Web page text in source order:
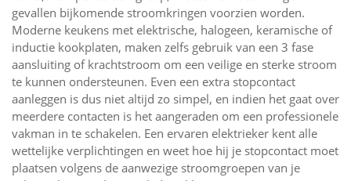
gevallen bijkomende stroomkringen voorzien worden.
Moderne keukens met elektrische, halogeen, keramische of
inductie kookplaten, maken zelfs gebruik van een 3 fase
aansluiting of krachtstroom om een veilige en sterke stroom
te kunnen ondersteunen. Even een extra stopcontact
aanleggen is dus niet altijd zo simpel, en indien het gaat over
meerdere contacten is het aangeraden om een professionele
vakman in te schakelen. Een ervaren elektrieker kent alle
wettelijke verplichtingen en weet hoe hij je stopcontact moet
plaatsen volgens de aanwezige stroomgroepen van je